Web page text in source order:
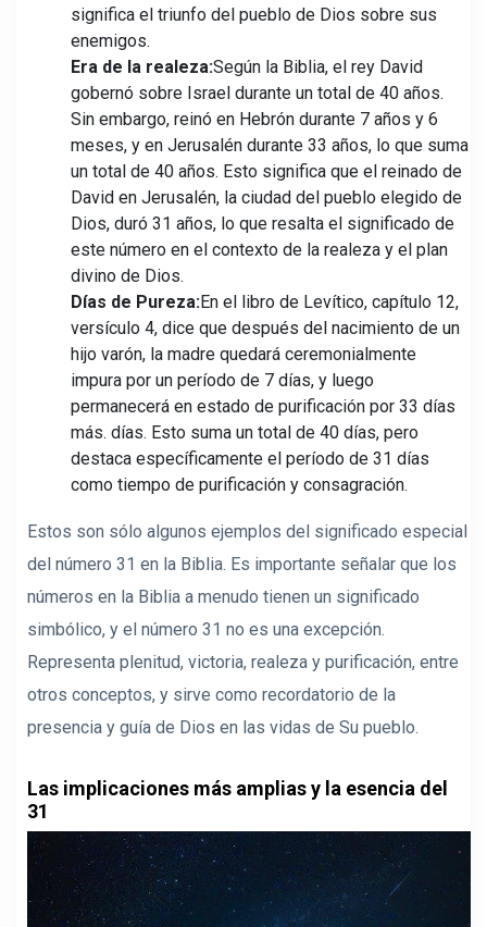
significa el triunfo del pueblo de Dios sobre sus
enemigos.
Era de la realeza:Según la Biblia, el rey David
gobernó sobre Israel durante un total de 40 años.
Sin embargo, reinó en Hebrón durante 7 años y 6
meses, y en Jerusalén durante 33 años, lo que suma
un total de 40 años. Esto significa que el reinado de
David en Jerusalén, la ciudad del pueblo elegido de
Dios, duró 31 años, lo que resalta el significado de
este número en el contexto de la realeza y el plan
divino de Dios.
Días de Pureza:En el libro de Levítico, capítulo 12,
versículo 4, dice que después del nacimiento de un
hijo varón, la madre quedará ceremonialmente
impura por un período de 7 días, y luego
permanecerá en estado de purificación por 33 días
más. días. Esto suma un total de 40 días, pero
destaca específicamente el período de 31 días
como tiempo de purificación y consagración.
Estos son sólo algunos ejemplos del significado especial
del número 31 en la Biblia. Es importante señalar que los
números en la Biblia a menudo tienen un significado
simbólico, y el número 31 no es una excepción.
Representa plenitud, victoria, realeza y purificación, entre
otros conceptos, y sirve como recordatorio de la
presencia y guía de Dios en las vidas de Su pueblo.
Las implicaciones más amplias y la esencia del
31